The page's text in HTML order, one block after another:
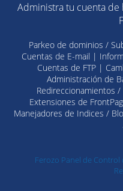
Administra tu cuenta
Parkeo de dominios /
Cuentas de E-mail |
Cuentas de FTP |
Administración de
Redireccionamientos
Extensiones de
Manejadores de Indices /
Ferozo Panel de